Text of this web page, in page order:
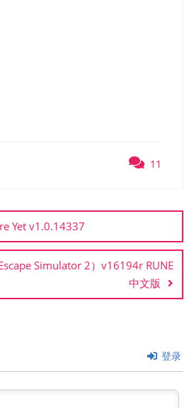
11
Yet v1.0.14337
Simulator 2）v16194r RUNE
中文版
登录